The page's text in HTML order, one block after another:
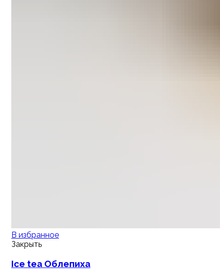
В избранное
Закрыть
Ice tea Облепиха